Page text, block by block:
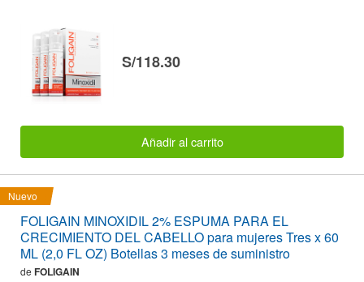
S/118.30
Añadir al carrito
Nuevo
FOLIGAIN MINOXIDIL 2% ESPUMA PARA EL
CRECIMIENTO DEL CABELLO para mujeres Tres x 60
ML (2,0 FL OZ) Botellas 3 meses de suministro
de FOLIGAIN